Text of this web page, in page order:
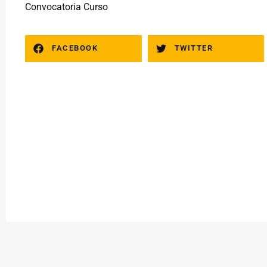
Convocatoria Curso
FACEBOOK TWITTER